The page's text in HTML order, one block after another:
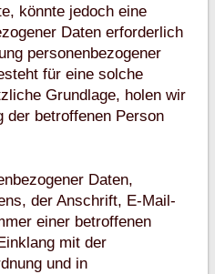
könnte jedoch eine
Daten erforderlich
personenbezogener
für eine solche
Grundlage, holen wir
der betroffenen Person
Daten,
der Anschrift, E-Mail-
einer betroffenen
mit der
und in